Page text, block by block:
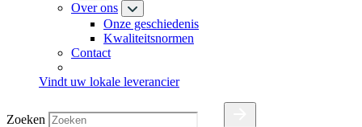
Over ons
Onze geschiedenis
Kwaliteitsnormen
Contact
Vindt uw lokale leverancier
Zoeken